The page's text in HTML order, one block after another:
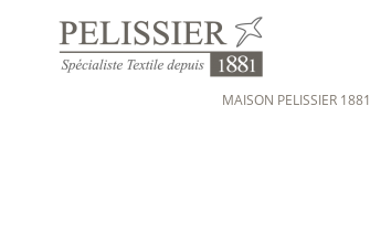
MAISON PELISSIER 1881